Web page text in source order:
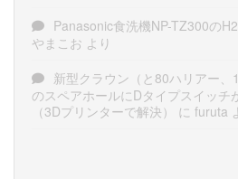
Panasonic食洗機NP-TZ300の
やまこお より
新型クラウン（と80ハリアー、
のスペアホールにDタイプスイッチ
（3Dプリンターで解決）
に furuta